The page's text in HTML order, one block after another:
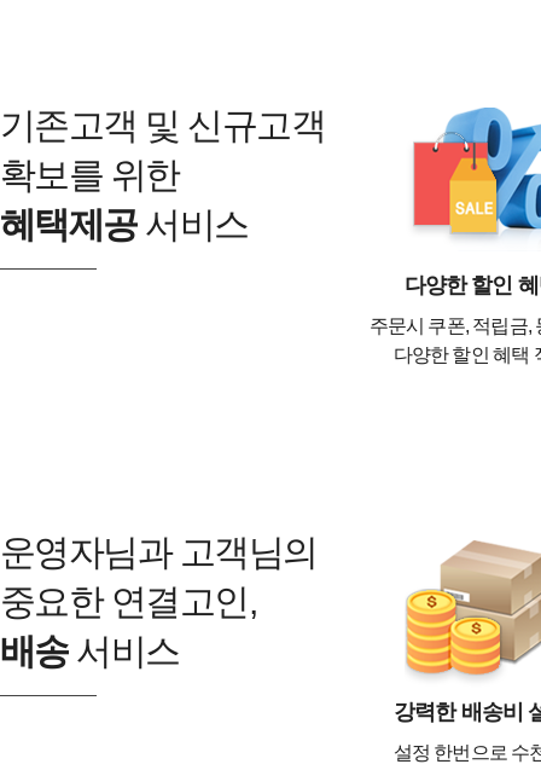
기존고객 및 신규고객
확보를 위한
혜택제공 서비스
다양한 할인
주문시 쿠폰, 적립금,
다양한 할인 혜택
운영자님과 고객님의
중요한 연결고인,
배송 서비스
강력한 배송비
설정 한번으로 수